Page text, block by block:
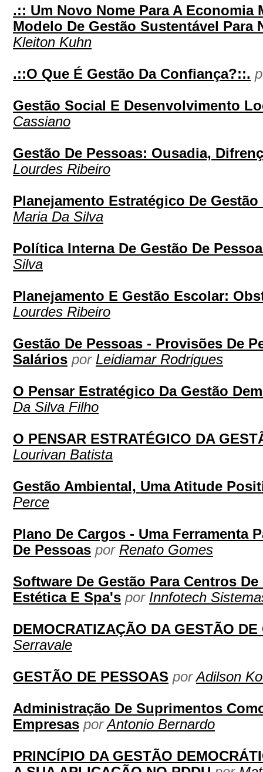
.:: Um Novo Nome Para A Economia
Modelo De Gestão Sustentável Para
Kleiton Kuhn
.::O Que É Gestão Da Confiança?::.
Gestão Social E Desenvolvimento
Cassiano
Gestão De Pessoas: Ousadia,
Lourdes Ribeiro
Planejamento Estratégico De Gestão
Maria Da Silva
Política Interna De Gestão De
Silva
Planejamento E Gestão Escolar:
Lourdes Ribeiro
Gestão De Pessoas - Provisões De
Salários por Leidiamar Rodrigues
O Pensar Estratégico Da Gestão
Da Silva Filho
O PENSAR ESTRATÉGICO DA
Lourivan Batista
Gestão Ambiental, Uma Atitude
Perce
Plano De Cargos - Uma Ferramenta
De Pessoas por Renato Gomes
Software De Gestão Para Centros
Estética E Spa's por Innfotech
DEMOCRATIZAÇÃO DA GESTÃO DE
Serravale
GESTÃO DE PESSOAS porAdilson
Administração De Suprimentos
Empresas porAntonio Bernardo
PRINCÍPIO DA GESTÃO